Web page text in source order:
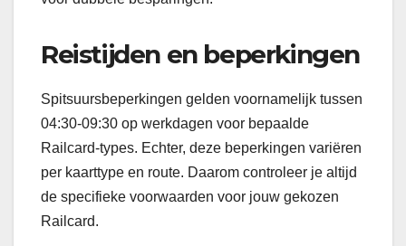
Reistijden en beperkingen
Spitsuursbeperkingen gelden voornamelijk tussen
04:30-09:30 op werkdagen voor bepaalde
Railcard-types. Echter, deze beperkingen variëren
per kaarttype en route. Daarom controleer je altijd
de specifieke voorwaarden voor jouw gekozen
Railcard.